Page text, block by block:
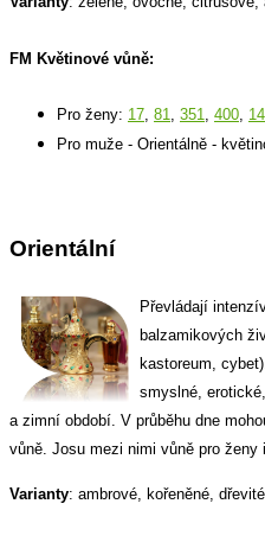
FM Květinové vůně:
Pro ženy: 17, 81, 351, 400,
Pro muže - Orientálně -
Orientální
Převládají
balzamikových
kastoreum,
smyslné,
a zimní období. V průběhu dne
vůně. Josu mezi nimi vůně pro ženy
Varianty: ambrové, kořeněné,